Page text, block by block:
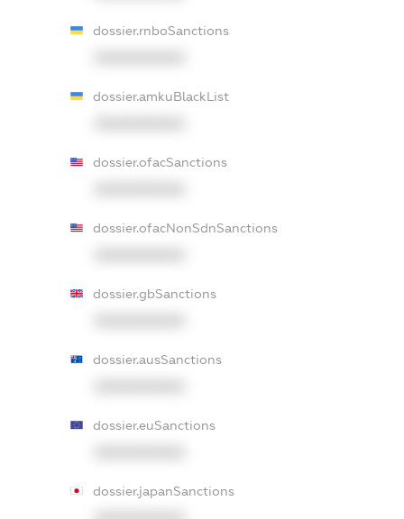
dossier.rnboSanctions
dossier.amkuBlackList
dossier.ofacSanctions
dossier.ofacNonSdnSanctions
dossier.gbSanctions
dossier.ausSanctions
dossier.euSanctions
dossier.japanSanctions